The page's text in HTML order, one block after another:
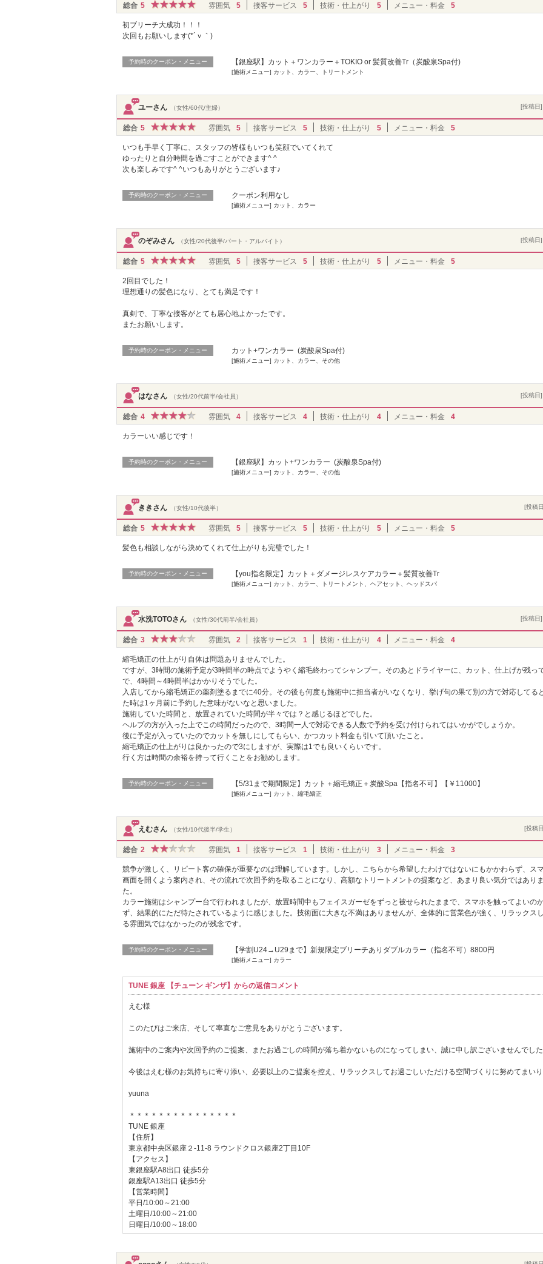
総合 5 雰囲気 5 接客サービス 5 技術・仕上がり 5 メニュー・料金 5
初ブリーチ大成功！！！
次回もお願いします(*´ｖ｀)
予約時のクーポン・メニュー 【銀座駅】カット＋ワンカラー＋TOKIO or 髪質改善Tr（炭酸泉Spa付)
[施術メニュー] カット、カラー、トリートメント
ユーさん （女性/60代/主婦） [投稿日
総合 5 雰囲気 5 接客サービス 5 技術・仕上がり 5 メニュー・料金 5
いつも手早く丁寧に、スタッフの皆様もいつも笑顔でいてくれて
ゆったりと自分時間を過ごすことができます^ ^
次も楽しみです^ ^いつもありがとうございます♪
予約時のクーポン・メニュー クーポン利用なし
[施術メニュー] カット、カラー
のぞみさん （女性/20代後半/パート・アルバイト） [投稿日
総合 5 雰囲気 5 接客サービス 5 技術・仕上がり 5 メニュー・料金 5
2回目でした！
理想通りの髪色になり、とても満足です！
真剣で、丁寧な接客がとても居心地よかったです。
またお願いします。
予約時のクーポン・メニュー カット+ワンカラー (炭酸泉Spa付)
[施術メニュー] カット、カラー、その他
はなさん （女性/20代前半/会社員） [投稿日
総合 4 雰囲気 4 接客サービス 4 技術・仕上がり 4 メニュー・料金 4
カラーいい感じです！
予約時のクーポン・メニュー 【銀座駅】カット+ワンカラー (炭酸泉Spa付)
[施術メニュー] カット、カラー、その他
ききさん （女性/10代後半） [投稿
総合 5 雰囲気 5 接客サービス 5 技術・仕上がり 5 メニュー・料金 5
髪色も相談しながら決めてくれて仕上がりも完璧でした！
予約時のクーポン・メニュー 【you指名限定】カット＋ダメージレスケアカラー＋髪質改善Tr
[施術メニュー] カット、カラー、トリートメント、ヘアセット、ヘッドスパ
水洗TOTOさん （女性/30代前半/会社員） [投稿日
総合 3 雰囲気 2 接客サービス 1 技術・仕上がり 4 メニュー・料金 4
縮毛矯正の仕上がり自体は問題ありませんでした。
ですが、3時間の施術予定が3時間半の時点でようやく縮毛終わってシャンプー。そのあとドライヤーに、カット、仕上げが残っ
で、4時間～4時間半はかかりそうでした。
入店してから縮毛矯正の薬剤塗るまでに40分。その後も何度も施術中に担当者がいなくなり、挙げ句の果て別の方で対応してる
た時は1ヶ月前に予約した意味がないなと思いました。
施術していた時間と、放置されていた時間が半々では？と感じるほどでした。
ヘルプの方が入った上でこの時間だったので、3時間一人で対応できる人数で予約を受け付けられてはいかがでしょうか。
後に予定が入っていたのでカットを無しにしてもらい、かつカット料金も引いて頂いたこと。
縮毛矯正の仕上がりは良かったので3にしますが、実際は1でも良いくらいです。
行く方は時間の余裕を持って行くことをお勧めします。
予約時のクーポン・メニュー 【5/31まで期間限定】カット＋縮毛矯正＋炭酸Spa【指名不可】【￥11000】
[施術メニュー] カット、縮毛矯正
えむさん （女性/10代後半/学生） [投稿
総合 2 雰囲気 1 接客サービス 1 技術・仕上がり 3 メニュー・料金 3
競争が激しく、リピート客の確保が重要なのは理解しています。しかし、こちらから希望したわけではないにもかかわらず、ス
画面を開くよう案内され、その流れで次回予約を取ることになり、高額なトリートメントの提案など、あまり良い気分ではあり
た。
カラー施術はシャンプー台で行われましたが、放置時間中もフェイスガーゼをずっと被せられたままで、スマホを触ってよいの
ず、結果的にただ待たされているように感じました。技術面に大きな不満はありませんが、全体的に営業色が強く、リラックス
る雰囲気ではなかったのが残念です。
予約時のクーポン・メニュー 【学割U24→U29まで】新規限定ブリーチありダブルカラー（指名不可）8800円
[施術メニュー] カラー
TUNE 銀座 【チューン ギンザ】からの返信コメント
えむ様
このたびはご来店、そして率直なご意見をありがとうございます。
施術中のご案内や次回予約のご提案、またお過ごしの時間が落ち着かないものになってしまい、誠に申し訳ございませんでした
今後はえむ様のお気持ちに寄り添い、必要以上のご提案を控え、リラックスしてお過ごしいただける空間づくりに努めてまいり
yuuna
＊＊＊＊＊＊＊＊＊＊＊＊＊＊＊
TUNE 銀座
【住所】
東京都中央区銀座２-11-8 ラウンドクロス銀座2丁目10F
【アクセス】
東銀座駅A8出口 徒歩5分
銀座駅A13出口 徒歩5分
【営業時間】
平日/10:00～21:00
土曜日/10:00～21:00
日曜日/10:00～18:00